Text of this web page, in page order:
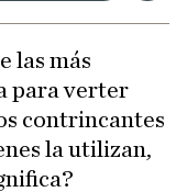
las más
para verter
contrincantes
la utilizan,